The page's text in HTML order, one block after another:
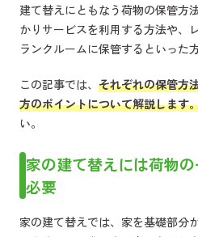
建て替えにともなう荷物の保管方
かりサービスを利用する方法や、
ランクルームに保管するといった
この記事では、 それぞれの保管方
方のポイントについて解説します
い。
家の建て替えには荷物
必要
家の建て替えでは、家を基礎部分